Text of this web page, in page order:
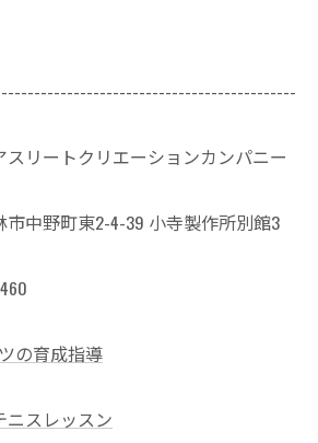
リートクリエーションカンパニー
中野町東2-4-39 小寺製作所別館3
の育成指導
ニスレッスン